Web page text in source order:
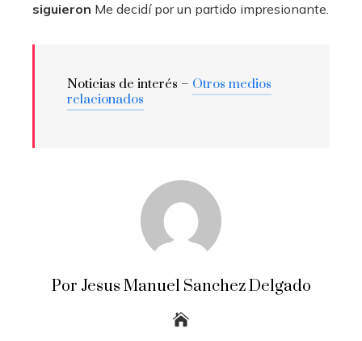
siguieron Me decidí por un partido impresionante.
Noticias de interés – Otros medios
relacionados
Por Jesus Manuel Sanchez Delgado